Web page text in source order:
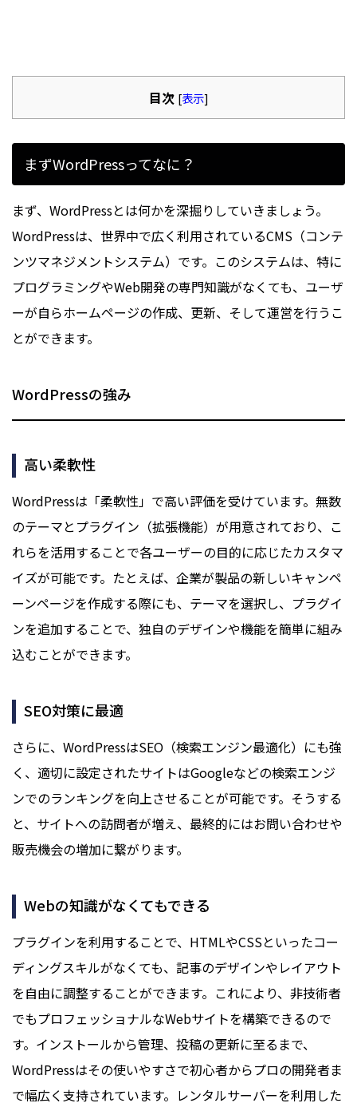
目次 [表示]
まずWordPressってなに？
まず、WordPressとは何かを深掘りしていきましょう。
WordPressは、世界中で広く利用されているCMS（コンテ
ンツマネジメントシステム）です。このシステムは、特に
プログラミングやWeb開発の専門知識がなくても、ユーザ
ーが自らホームページの作成、更新、そして運営を行うこ
とができます。
WordPressの強み
高い柔軟性
WordPressは「柔軟性」で高い評価を受けています。無数
のテーマとプラグイン（拡張機能）が用意されており、こ
れらを活用することで各ユーザーの目的に応じたカスタマ
イズが可能です。たとえば、企業が製品の新しいキャンペ
ーンページを作成する際にも、テーマを選択し、プラグイ
ンを追加することで、独自のデザインや機能を簡単に組み
込むことができます。
SEO対策に最適
さらに、WordPressはSEO（検索エンジン最適化）にも強
く、適切に設定されたサイトはGoogleなどの検索エンジ
ンでのランキングを向上させることが可能です。そうする
と、サイトへの訪問者が増え、最終的にはお問い合わせや
販売機会の増加に繋がります。
Webの知識がなくてもできる
プラグインを利用することで、HTMLやCSSといったコー
ディングスキルがなくても、記事のデザインやレイアウト
を自由に調整することができます。これにより、非技術者
でもプロフェッショナルなWebサイトを構築できるので
す。インストールから管理、投稿の更新に至るまで、
WordPressはその使いやすさで初心者からプロの開発者ま
で幅広く支持されています。レンタルサーバーを利用した